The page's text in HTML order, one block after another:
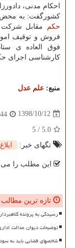
احكام مدنی،
كشورگفت: به محض
حكم
مقابل شركت
فروش و توقیف
فوق العاده ی
كارشناسی اجرای
منبع: علم عدل
1398/10/12
5.0
/
5
تگهای خبر:
ابلاغ
این مطلب را می
تازه ترین
رسیدگی به پرونده کلاهبرداری یک شرکت
توضیحات دیوان عدالت
شاخصهای قضایی باید به